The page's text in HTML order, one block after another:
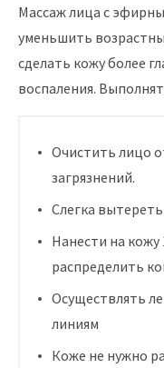
Массаж лица с
уменьшить
сделать кожу более
воспаления.
Очистить лицо
загрязнений.
Слегка
Нанести на кожу
распределить
Осуществлять
линиям
Коже не нужно